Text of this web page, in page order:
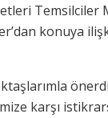
Temsilciler
konuya
karşı